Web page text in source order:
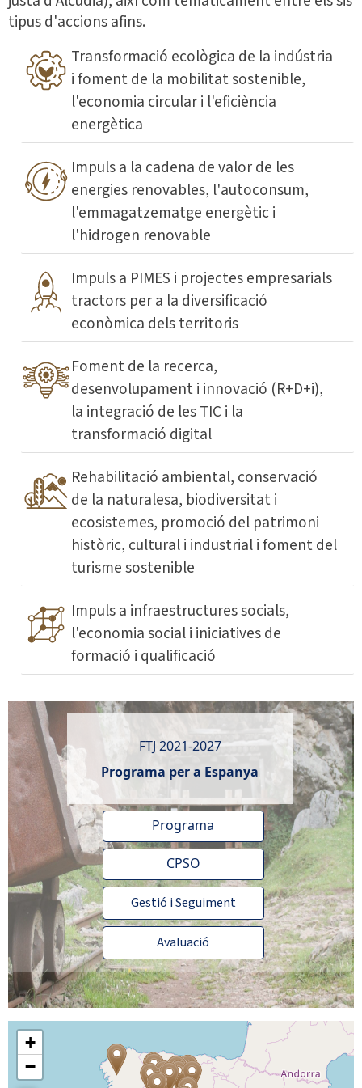
tipus d'accions afins.
Transformació ecològica de la indústria
i foment de la mobilitat sostenible,
l'economia circular i l'eficiència
energètica
Impuls a la cadena de valor de les
energies renovables, l'autoconsum,
l'emmagatzematge energètic i
l'hidrogen renovable
Impuls a PIMES i projectes empresarials
tractors per a la diversificació
econòmica dels territoris
Foment de la recerca,
desenvolupament i innovació (R+D+i),
la integració de les TIC i la
transformació digital
Rehabilitació ambiental, conservació
de la naturalesa, biodiversitat i
ecosistemes, promoció del patrimoni
històric, cultural i industrial i foment del
turisme sostenible
Impuls a infraestructures socials,
l'economia social i iniciatives de
formació i qualificació
FTJ 2021-2027
Programa per a Espanya
Programa
CPSO
Gestió i Seguiment
Avaluació
Saltar mapa
+
−